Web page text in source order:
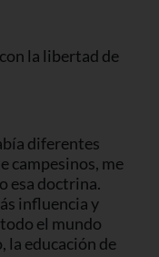
la libertad de
diferentes
campesinos, me
esa doctrina.
influencia y
el mundo
la educación de